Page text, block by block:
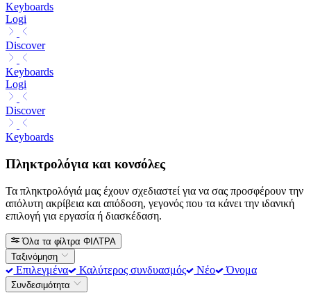
Keyboards
Logi
Discover
Keyboards
Logi
Discover
Keyboards
Πληκτρολόγια και κονσόλες
Τα πληκτρολόγιά μας έχουν σχεδιαστεί για να σας προσφέρουν την
απόλυτη ακρίβεια και απόδοση, γεγονός που τα κάνει την ιδανική
επιλογή για εργασία ή διασκέδαση.
Όλα τα φίλτρα ΦΙΛΤΡΑ
Ταξινόμηση
Επιλεγμένα Καλύτερος συνδυασμός Νέο Όνομα
Συνδεσιμότητα